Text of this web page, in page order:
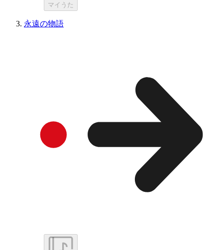
マイうた
永遠の物語